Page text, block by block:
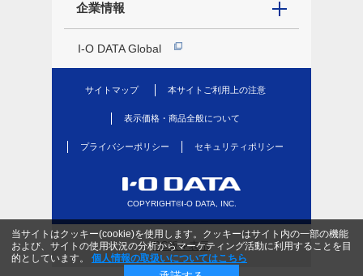
企業情報
I-O DATA Global
サイトマップ 本サイトご利用上の注意
表示価格・商品全般について
プライバシーポリシー セキュリティポリシー
COPYRIGHT©I-O DATA, INC.
当サイトはクッキー(cookie)を使用します。クッキーはサイト内の一部の機能
および、サイトの使用状況の分析からマーケティング活動に利用することを目
的としています。
個人情報の取扱いについてはこちら
PC版を表示